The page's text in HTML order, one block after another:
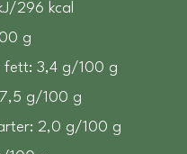
296 kcal
g
fett: 3,4 g/100 g
g/100 g
2,0 g/100 g